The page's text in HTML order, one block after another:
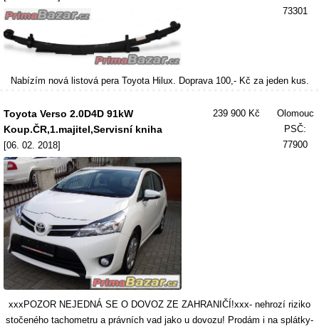
73301
Nabízím nová listová pera Toyota Hilux. Doprava 100,- Kč za jeden kus.
Toyota Verso 2.0D4D 91kW
Koup.ČR,1.majitel,Servisní kniha
[06. 02. 2018]
239 900 Kč
Olomouc
PSČ:
77900
xxxPOZOR NEJEDNÁ SE O DOVOZ ZE ZAHRANIČÍ!xxx- nehrozí riziko
stočeného tachometru a právních vad jako u dovozu! Prodám i na splátky-